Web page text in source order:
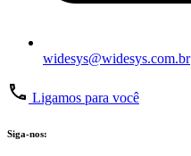
widesys@widesys.com.br
Ligamos para você
Siga-nos: